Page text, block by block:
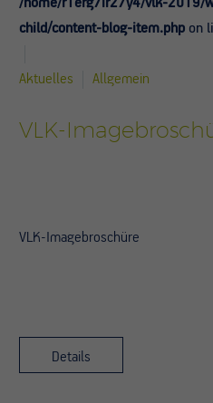
child/content-blog-item.php on
Aktuelles Allgemein
VLK-
VLK-Imagebroschüre
Details